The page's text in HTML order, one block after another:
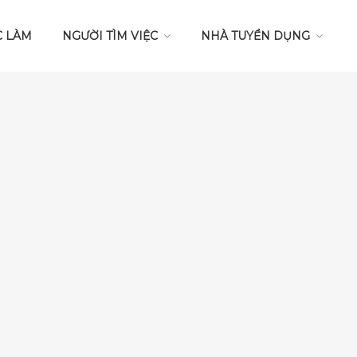
LÀM NGƯỜI TÌM VIỆC NHÀ TUYỂN DỤNG